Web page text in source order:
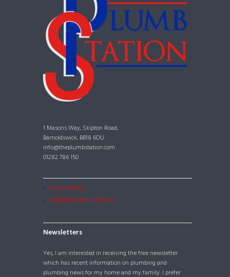
1 Masons Way, Skipton Road,
Barnoldswick, BB18 6DU
info@theplumbstation.com
01282 786 150
Privacy Policy
Return and Refund Policy
Newsletters
Yes, I am interested in receiving the free newsletter
which has recent information on plumbing and
plumbing news for my home and my family. I prefer